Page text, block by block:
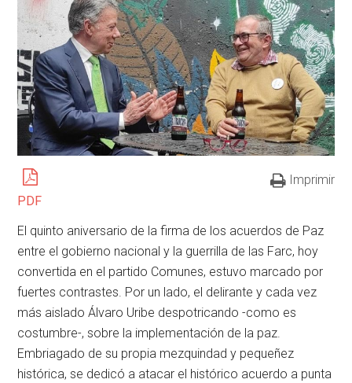
PDF
Imprimir
El quinto aniversario de la firma de los acuerdos de Paz
entre el gobierno nacional y la guerrilla de las Farc, hoy
convertida en el partido Comunes, estuvo marcado por
fuertes contrastes. Por un lado, el delirante y cada vez
más aislado Álvaro Uribe despotricando -como es
costumbre-, sobre la implementación de la paz.
Embriagado de su propia mezquindad y pequeñez
histórica, se dedicó a atacar el histórico acuerdo a punta